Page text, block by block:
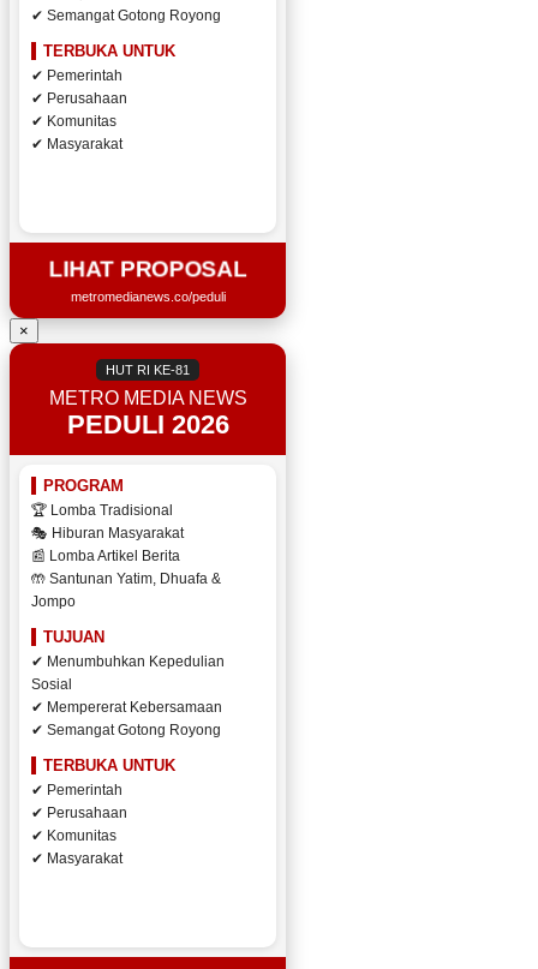
✔ Semangat Gotong Royong
TERBUKA UNTUK
✔ Pemerintah
✔ Perusahaan
✔ Komunitas
✔ Masyarakat
LIHAT PROPOSAL
metromedianews.co/peduli
×
HUT RI KE-81
METRO MEDIA NEWS
PEDULI 2026
PROGRAM
🏆 Lomba Tradisional
🎭 Hiburan Masyarakat
📰 Lomba Artikel Berita
🤲 Santunan Yatim, Dhuafa &
Jompo
TUJUAN
✔ Menumbuhkan Kepedulian
Sosial
✔ Mempererat Kebersamaan
✔ Semangat Gotong Royong
TERBUKA UNTUK
✔ Pemerintah
✔ Perusahaan
✔ Komunitas
✔ Masyarakat